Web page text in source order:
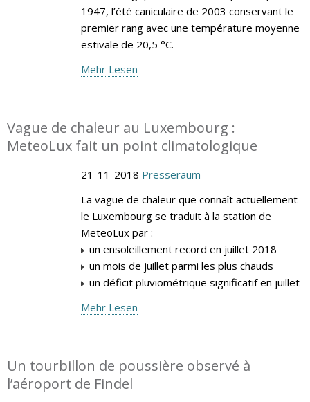
1947, l’été caniculaire de 2003 conservant le
premier rang avec une température moyenne
estivale de 20,5 °C.
Mehr Lesen
Vague de chaleur au Luxembourg :
MeteoLux fait un point climatologique
21-11-2018 Presseraum
La vague de chaleur que connaît actuellement
le Luxembourg se traduit à la station de
MeteoLux par :
un ensoleillement record en juillet 2018
un mois de juillet parmi les plus chauds
un déficit pluviométrique significatif en juillet
Mehr Lesen
Un tourbillon de poussière observé à
l’aéroport de Findel